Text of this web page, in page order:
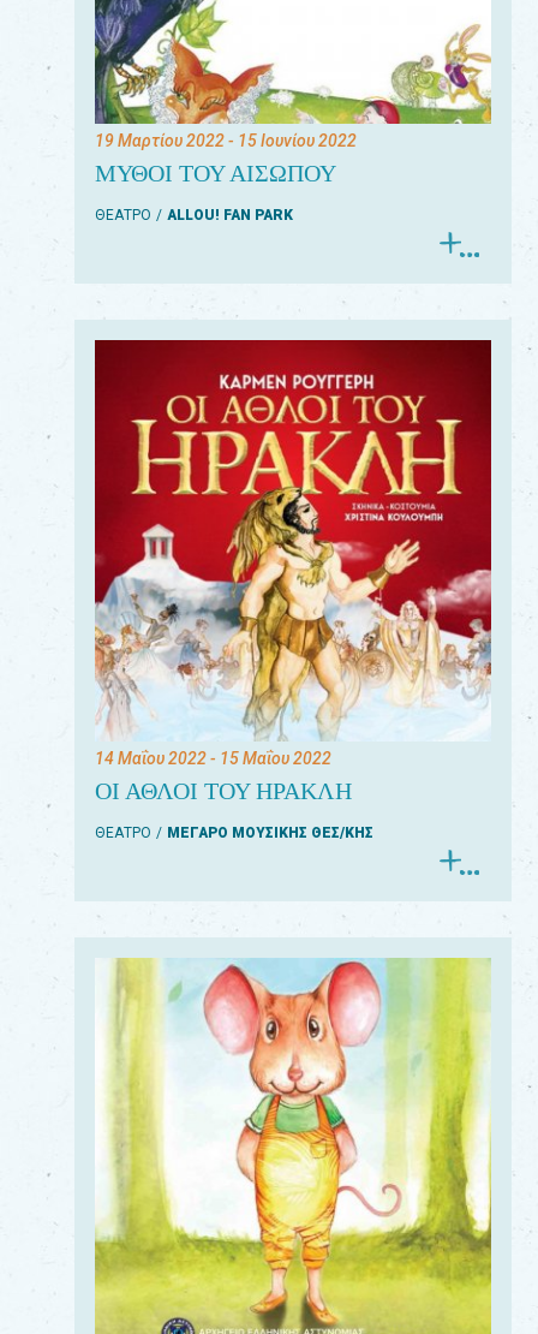
19 Μαρτίου 2022- 15 Ιουνίου 2022
ΜΥΘΟΙ ΤΟΥ ΑΙΣΩΠΟΥ
ΘΕΑΤΡΟ ALLOU! FAN PARK
14 Μαΐου 2022- 15 Μαΐου 2022
ΟΙ ΑΘΛΟΙ ΤΟΥ ΗΡΑΚΛΗ
ΘΕΑΤΡΟ ΜΕΓΑΡΟ ΜΟΥΣΙΚΗΣ ΘΕΣ/ΚΗΣ